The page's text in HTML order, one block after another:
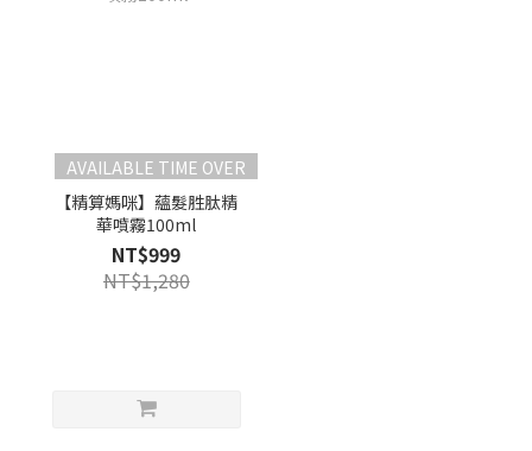
AVAILABLE TIME OVER
【精算媽咪】蘊髮胜肽精
華噴霧100ml
NT$999
NT$1,280